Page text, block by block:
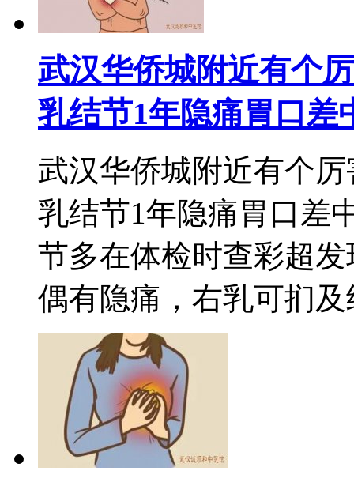
武汉华侨城附近有个
乳结节1年隐痛胃口差
武汉华侨城附近有个
乳结节1年隐痛胃口差
节多在体检时查彩超
偶有隐痛，右乳可扪及